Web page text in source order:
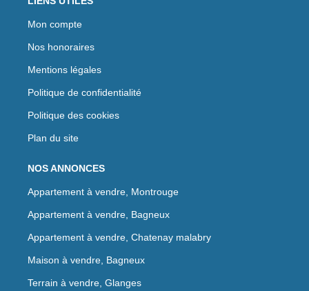
Mon compte
Nos honoraires
Mentions légales
Politique de confidentialité
Politique des cookies
Plan du site
NOS ANNONCES
Appartement à vendre, Montrouge
Appartement à vendre, Bagneux
Appartement à vendre, Chatenay malabry
Maison à vendre, Bagneux
Terrain à vendre, Glanges